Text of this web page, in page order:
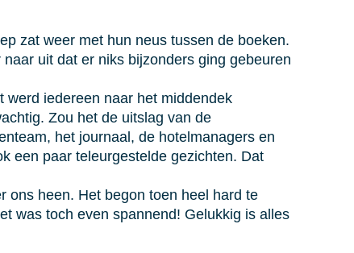
zat weer met hun neus tussen de boeken.
uit dat er niks bijzonders ging gebeuren
werd iedereen naar het middendek
Zou het de uitslag van de
het journaal, de hotelmanagers en
een paar teleurgestelde gezichten. Dat
ons heen. Het begon toen heel hard te
was toch even spannend! Gelukkig is alles